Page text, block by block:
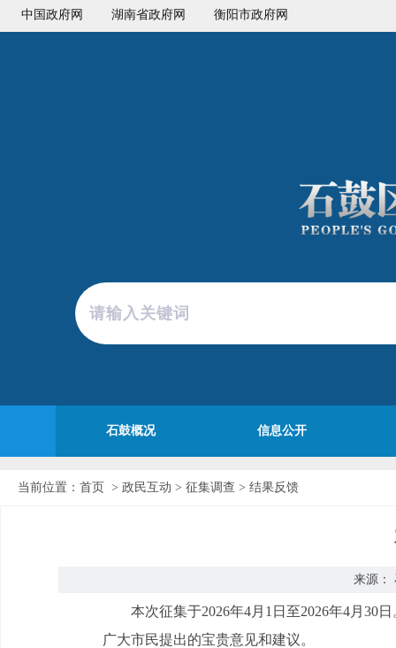
中国政府网 湖南省政府网 衡阳市政府网
石鼓概况 信息公开
当前位置： 首页 > 政民互动 > 征集调查 > 结果反馈
来源
本次征集于2026年4月1日至2026年4月30
广大市民提出的宝贵意见和建议。